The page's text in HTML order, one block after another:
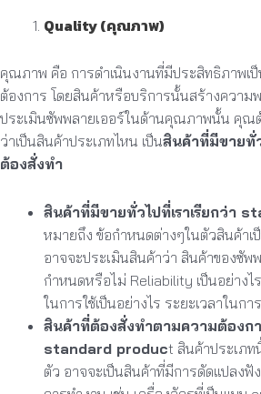
Quality (คุณภาพ)
คุณภาพ คือ การดำเนินงานที่มีประสิทธิภาพเ
ต้องการ โดยสินค้าหรือบริการนั้นสร้างความ
ประเมินซัพพลายเออร์ในด้านคุณภาพนั้น คุณ
ว่าเป็นสินค้าประเภทไหน เป็นสินค้าที่มีขายทั่
ต้องสั่งทำ
สินค้าที่มีขายทั่วไปที่เราเรียกว่า
หมายถึง ข้อกำหนดต่างๆในตัวสินค้า
อาจจะประเมินสินค้าว่า สินค้าของซัพ
กำหนดหรือไม่ Reliability เป็นอย่างไ
ในการใช้เป็นอย่างไร ระยะเวลาในก
สินค้าที่ต้องสั่งทำตามความต้องก
standard product สินค้าประเภ
ตัว อาจจะเป็นสินค้าที่มีการดัดแปลงฟั